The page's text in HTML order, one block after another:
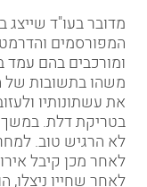
מדובר בעו"ד
המפורסמים
ומורכבים בהם עמד
משהו בתשובות של
את עשתונותיו
בטריקת דלת. במשך
לא הרגיש טוב.
לאחר מכן קיבל
לאחר שחייו